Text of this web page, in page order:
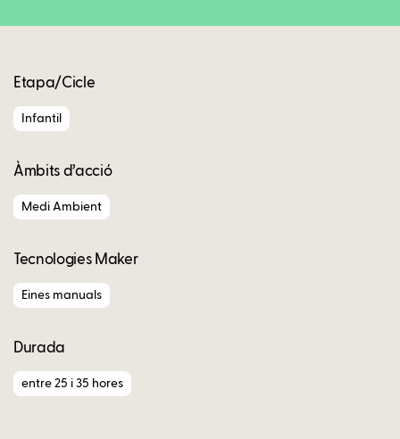
Etapa/Cicle
Infantil
Àmbits d’acció
Medi Ambient
Tecnologies Maker
Eines manuals
Durada
entre 25 i 35 hores